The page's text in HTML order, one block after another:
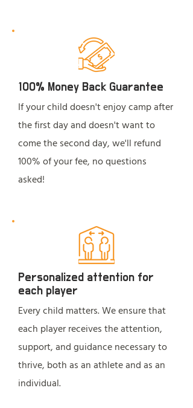
100% Money Back Guarantee
If your child doesn't enjoy camp after
the first day and doesn't want to
come the second day, we'll refund
100% of your fee, no questions
asked!
Personalized attention for
each player
Every child matters. We ensure that
each player receives the attention,
support, and guidance necessary to
thrive, both as an athlete and as an
individual.